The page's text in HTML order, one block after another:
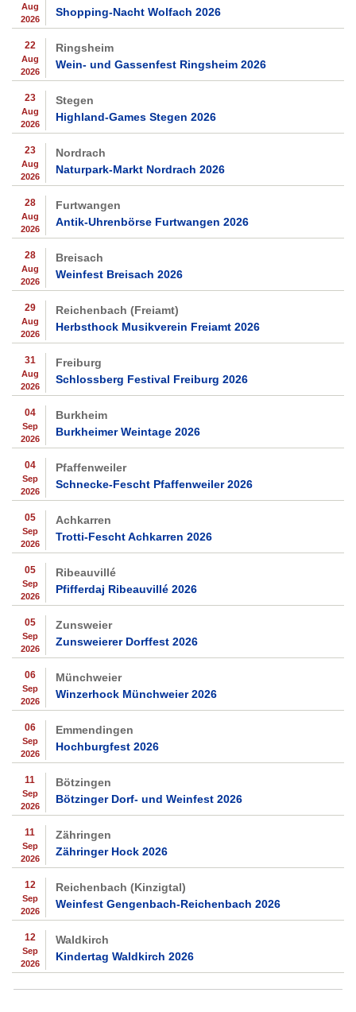
Aug
2026
Shopping-Nacht Wolfach 2026
22
Aug
2026
Ringsheim
Wein- und Gassenfest Ringsheim 2026
23
Aug
2026
Stegen
Highland-Games Stegen 2026
23
Aug
2026
Nordrach
Naturpark-Markt Nordrach 2026
28
Aug
2026
Furtwangen
Antik-Uhrenbörse Furtwangen 2026
28
Aug
2026
Breisach
Weinfest Breisach 2026
29
Aug
2026
Reichenbach (Freiamt)
Herbsthock Musikverein Freiamt 2026
31
Aug
2026
Freiburg
Schlossberg Festival Freiburg 2026
04
Sep
2026
Burkheim
Burkheimer Weintage 2026
04
Sep
2026
Pfaffenweiler
Schnecke-Fescht Pfaffenweiler 2026
05
Sep
2026
Achkarren
Trotti-Fescht Achkarren 2026
05
Sep
2026
Ribeauvillé
Pfifferdaj Ribeauvillé 2026
05
Sep
2026
Zunsweier
Zunsweierer Dorffest 2026
06
Sep
2026
Münchweier
Winzerhock Münchweier 2026
06
Sep
2026
Emmendingen
Hochburgfest 2026
11
Sep
2026
Bötzingen
Bötzinger Dorf- und Weinfest 2026
11
Sep
2026
Zähringen
Zähringer Hock 2026
12
Sep
2026
Reichenbach (Kinzigtal)
Weinfest Gengenbach-Reichenbach 2026
12
Sep
2026
Waldkirch
Kindertag Waldkirch 2026